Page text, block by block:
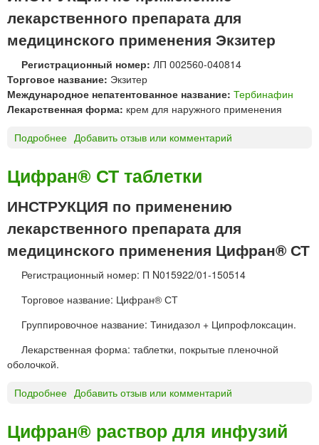
г
о
р
и
м
е
н
Н
®
т
а
б
л
е
т
лекарственного препарата для
медицинского применения Экзитер
Регистрационный номер: ЛП 002560-040814
Торговое название: Экзитер
Международное непатентованное название: Тербинафин
Лекарственная форма: крем для наружного применения
Подробнее
з
т
е
к
р
м
л
я
н
Добавить отзыв или комментарий
Цифран® СТ таблетки
ИНСТРУКЦИЯ по применению
лекарственного препарата для
медицинского применения Цифран® СТ
Регистрационный номер: П N015922/01-150514
Торговое название: Цифран® СТ
Группировочное название: Тинидазол + Ципрофлоксацин.
Лекарственная форма: таблетки, покрытые пленочной
оболочкой.
Подробнее
ф
Добавить отзыв или комментарий
Цифран® раствор для инфузий